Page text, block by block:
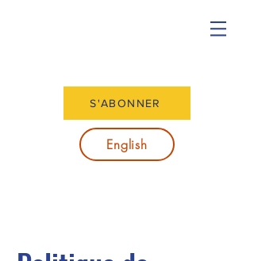
S'ABONNER
English